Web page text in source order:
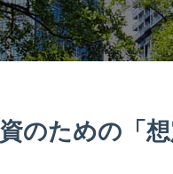
のための「